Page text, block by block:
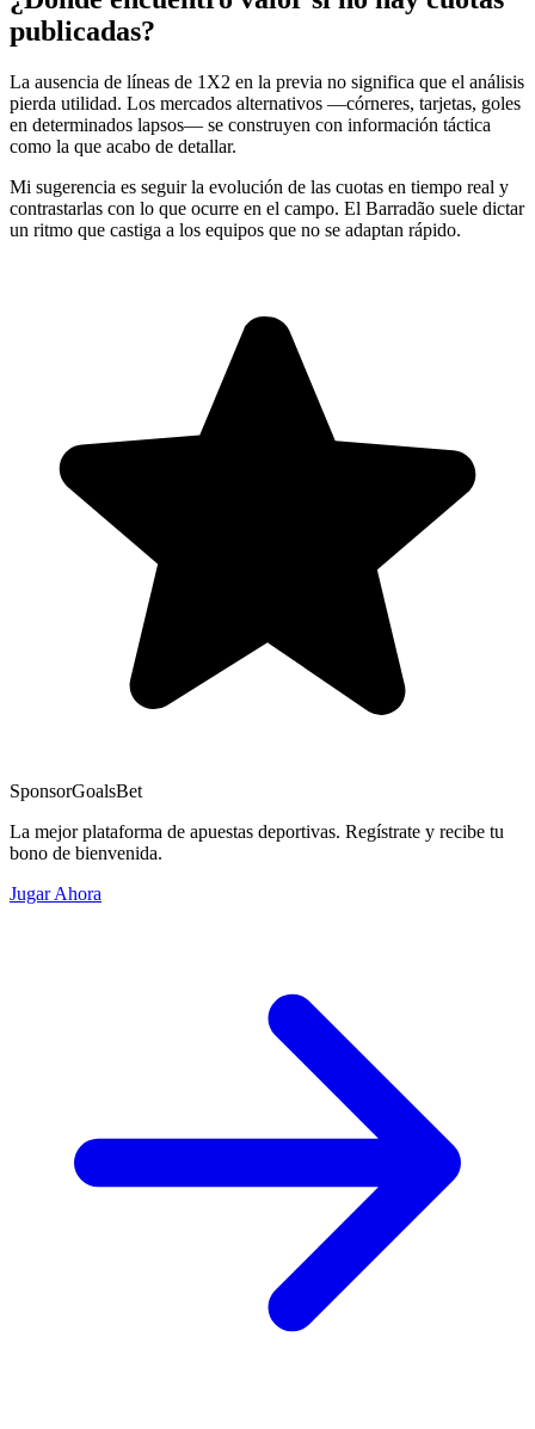
publicadas?
La ausencia de líneas de 1X2 en la previa no significa que el análisis
pierda utilidad. Los mercados alternativos —córneres, tarjetas, goles
en determinados lapsos— se construyen con información táctica
como la que acabo de detallar.
Mi sugerencia es seguir la evolución de las cuotas en tiempo real y
contrastarlas con lo que ocurre en el campo. El Barradão suele dictar
un ritmo que castiga a los equipos que no se adaptan rápido.
SponsorGoalsBet
La mejor plataforma de apuestas deportivas. Regístrate y recibe tu
bono de bienvenida.
Jugar Ahora